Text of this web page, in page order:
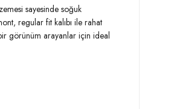
sayesinde soğuk
regular fit kalıbı ile rahat
bir görünüm arayanlar için ideal